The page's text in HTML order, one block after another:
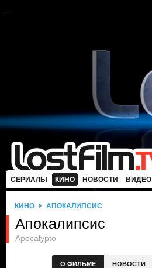
СЕРИАЛЫ КИНО НОВОСТИ ВИДЕО
КИНО АПОКАЛИПСИС
Апокалипсис
Apocalypto
О ФИЛЬМЕ НОВОСТИ